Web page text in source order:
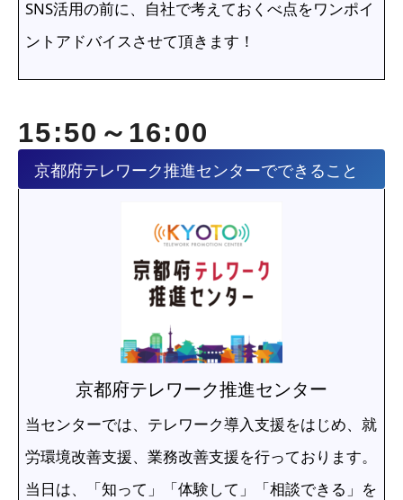
SNS活用の前に、自社で考えておくべ点をワンポイ
ントアドバイスさせて頂きます！
15:50～16:00
京都府テレワーク推進センターでできること
京都府テレワーク推進センター
当センターでは、テレワーク導入支援をはじめ、就
労環境改善支援、業務改善支援を行っております。
当日は、「知って」「体験して」「相談できる」を